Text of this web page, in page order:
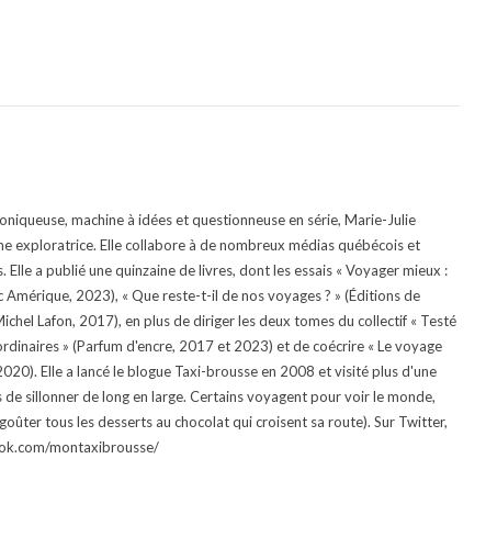
machine à idées et questionneuse en série, Marie-Julie
exploratrice. Elle collabore à de nombreux médias québécois et
a publié une quinzaine de livres, dont les essais « Voyager mieux :
2023), « Que reste-t-il de nos voyages ? » (Éditions de
Lafon, 2017), en plus de diriger les deux tomes du collectif « Testé
» (Parfum d'encre, 2017 et 2023) et de coécrire « Le voyage
Elle a lancé le blogue Taxi-brousse en 2008 et visité plus d'une
sillonner de long en large. Certains voyagent pour voir le monde,
tous les desserts au chocolat qui croisent sa route). Sur Twitter,
montaxibrousse/